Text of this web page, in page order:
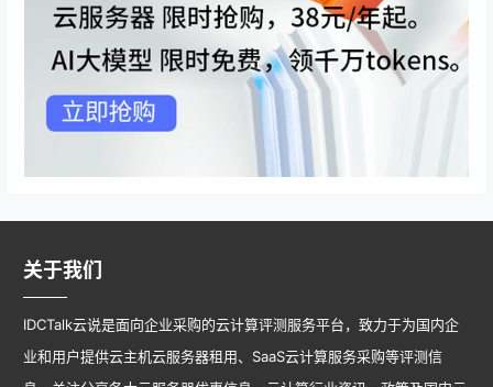
关于我们
IDCTalk云说是面向企业采购的云计算评测服务平台，致力于为国内企
业和用户提供云主机云服务器租用、SaaS云计算服务采购等评测信